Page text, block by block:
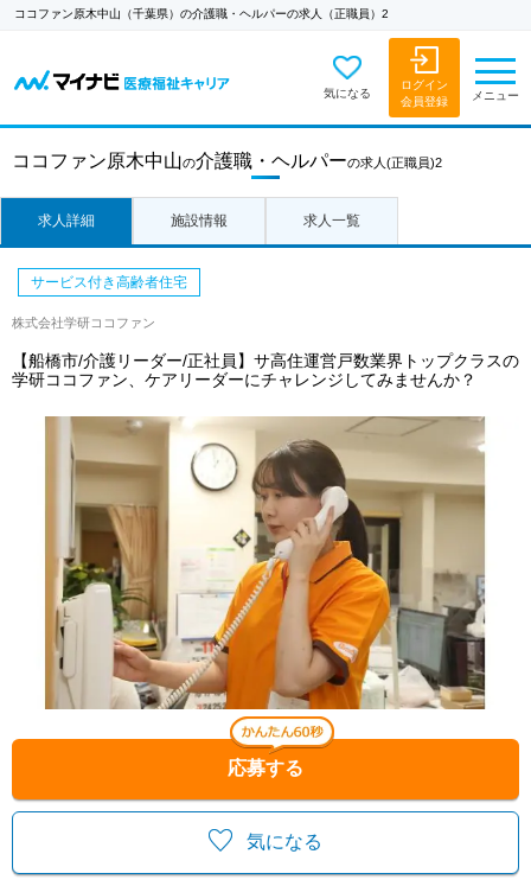
ココファン原木中山（千葉県）の介護職・ヘルパーの求人（正職員）2
気になる
ログイン
会員登録
メニュー
ココファン原木中山の介護職・ヘルパーの求人 (正職員)2
求人詳細 施設情報 求人一覧
気になる
応募する
サービス付き高齢者住宅
株式会社学研ココファン
【船橋市/介護リーダー/正社員】サ高住運営戸数業界トップクラスの
学研ココファン、ケアリーダーにチャレンジしてみませんか？